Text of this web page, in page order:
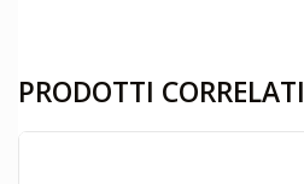
PRODOTTI CORRELATI